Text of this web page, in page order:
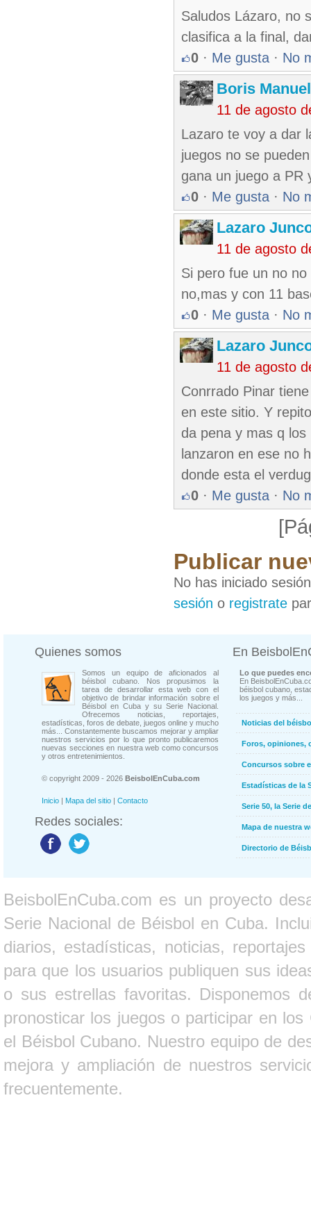
Saludos Lázaro, no
clasifica a la final,
0 · Me gusta · No
Boris
11 de agosto
Lazaro te voy a dar
juegos no se
gana un juego a PR
0 · Me gusta · No
Lazaro
11 de agosto
Si pero fue un no
no,mas y con 11
0 · Me gusta · No
Lazaro
11 de agosto
Conrrado Pinar
en este sitio. Y
da pena y mas q
lanzaron en ese no
donde esta el
0 · Me gusta · No
Publicar
No has iniciado
sesión o registrate
Quienes somos
Somos un equipo de aficionados al
béisbol cubano. Nos propusimos la
tarea de desarrollar esta web con el
objetivo de brindar información sobre el
Béisbol en Cuba y su Serie Nacional.
Ofrecemos noticias, reportajes,
estadísticas, foros de debate, juegos online y mucho
más... Constantemente buscamos mejorar y ampliar
nuestros servicios por lo que pronto publicaremos
nuevas secciones en nuestra web como concursos
y otros entretenimientos.
© copyright 2009 - 2026 BeisbolEnCuba.com
Inicio | Mapa del sitio | Contacto
Redes sociales:
En
Lo que puedes
En
béisbol cubano,
los juegos y más...
Noticias del
Foros, opiniones,
Concursos sobre
Estadísticas de la
Serie 50, la Serie
Mapa de nuestra
Directorio de
BeisbolEnCuba.com es un proyecto
Serie Nacional de Béisbol en Cuba.
diarios, estadísticas, noticias,
para que los usuarios publiquen sus
o sus estrellas favoritas. Disponemos
pronosticar los juegos o participar en
el Béisbol Cubano. Nuestro equipo de
mejora y ampliación de nuestros
frecuentemente.